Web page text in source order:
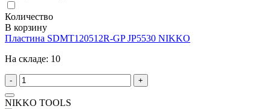
Количество
В корзину
Пластина SDMT120512R-GP JP5530 NIKKO
На складе: 10
- +
NIKKO TOOLS